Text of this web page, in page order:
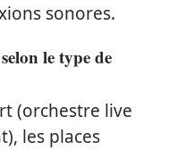
sonores.
le type de
(orchestre live
les places